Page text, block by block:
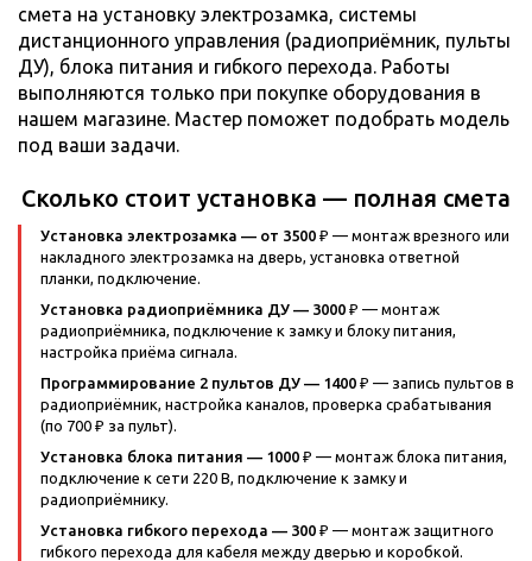
смета на установку электрозамка, системы
дистанционного управления (радиоприёмник, пульты
ДУ), блока питания и гибкого перехода. Работы
выполняются только при покупке оборудования в
нашем магазине. Мастер поможет подобрать модель
под ваши задачи.
Сколько стоит установка — полная смета
Установка электрозамка — от 3500 ₽ — монтаж врезного или
накладного электрозамка на дверь, установка ответной
планки, подключение.
Установка радиоприёмника ДУ — 3000 ₽ — монтаж
радиоприёмника, подключение к замку и блоку питания,
настройка приёма сигнала.
Программирование 2 пультов ДУ — 1400 ₽ — запись пультов в
радиоприёмник, настройка каналов, проверка срабатывания
(по 700 ₽ за пульт).
Установка блока питания — 1000 ₽ — монтаж блока питания,
подключение к сети 220 В, подключение к замку и
радиоприёмнику.
Установка гибкого перехода — 300 ₽ — монтаж защитного
гибкого перехода для кабеля между дверью и коробкой.